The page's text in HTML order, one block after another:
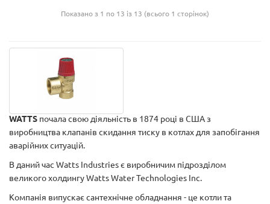
Показано з 1 по 13 із 13 (всього 1 сторінок)
WATTS почала свою діяльність в 1874 році в США з
виробництва клапанів скидання тиску в котлах для запобігання
аварійних ситуацій.
В даний час Watts Industries є виробничим підрозділом
великого холдингу Watts Water Technologies Inc.
Компанія випускає сантехнічне обладнання - це котли та